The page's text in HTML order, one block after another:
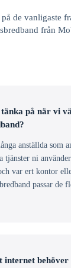
de vanligaste
från
tänka på när vi
anställda som
tjänster ni
var ert kontor
passar de
internet